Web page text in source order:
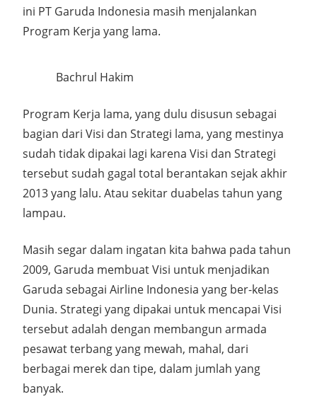
ini PT Garuda Indonesia masih menjalankan
Program Kerja yang lama.
Bachrul Hakim
Program Kerja lama, yang dulu disusun sebagai
bagian dari Visi dan Strategi lama, yang mestinya
sudah tidak dipakai lagi karena Visi dan Strategi
tersebut sudah gagal total berantakan sejak akhir
2013 yang lalu. Atau sekitar duabelas tahun yang
lampau.
Masih segar dalam ingatan kita bahwa pada tahun
2009, Garuda membuat Visi untuk menjadikan
Garuda sebagai Airline Indonesia yang ber-kelas
Dunia. Strategi yang dipakai untuk mencapai Visi
tersebut adalah dengan membangun armada
pesawat terbang yang mewah, mahal, dari
berbagai merek dan tipe, dalam jumlah yang
banyak.